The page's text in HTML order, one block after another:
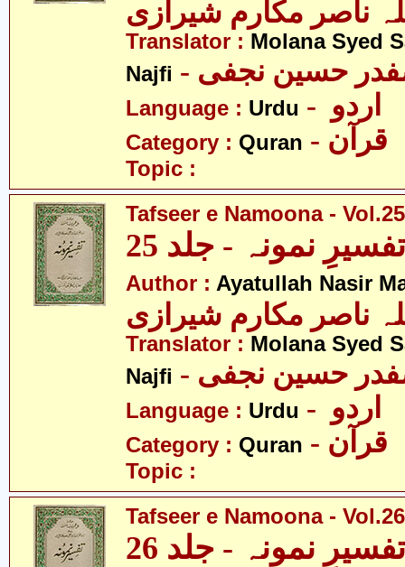
ناصر مکارم شیرازی
Translator : Molana Syed
Najfi
صفدر حسین نجفی
Language : Urdu
Category : Quran - قرآن
Topic :
Tafseer e Namoona - Vol.25
تفسیرِ نمونہ - جلد 25
Author : Ayatullah Nasir
ناصر مکارم شیرازی
Translator : Molana Syed
Najfi
صفدر حسین نجفی
Language : Urdu
Category : Quran - قرآن
Topic :
Tafseer e Namoona - Vol.26
تفسیرِ نمونہ - جلد 26